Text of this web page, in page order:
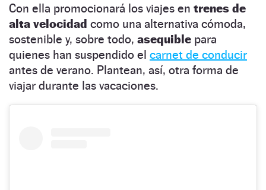
Con ella promocionará los viajes en trenes de
alta velocidad como una alternativa cómoda,
sostenible y, sobre todo, asequible para
quienes han suspendido el carnet de conducir
antes de verano. Plantean, así, otra forma de
viajar durante las vacaciones.